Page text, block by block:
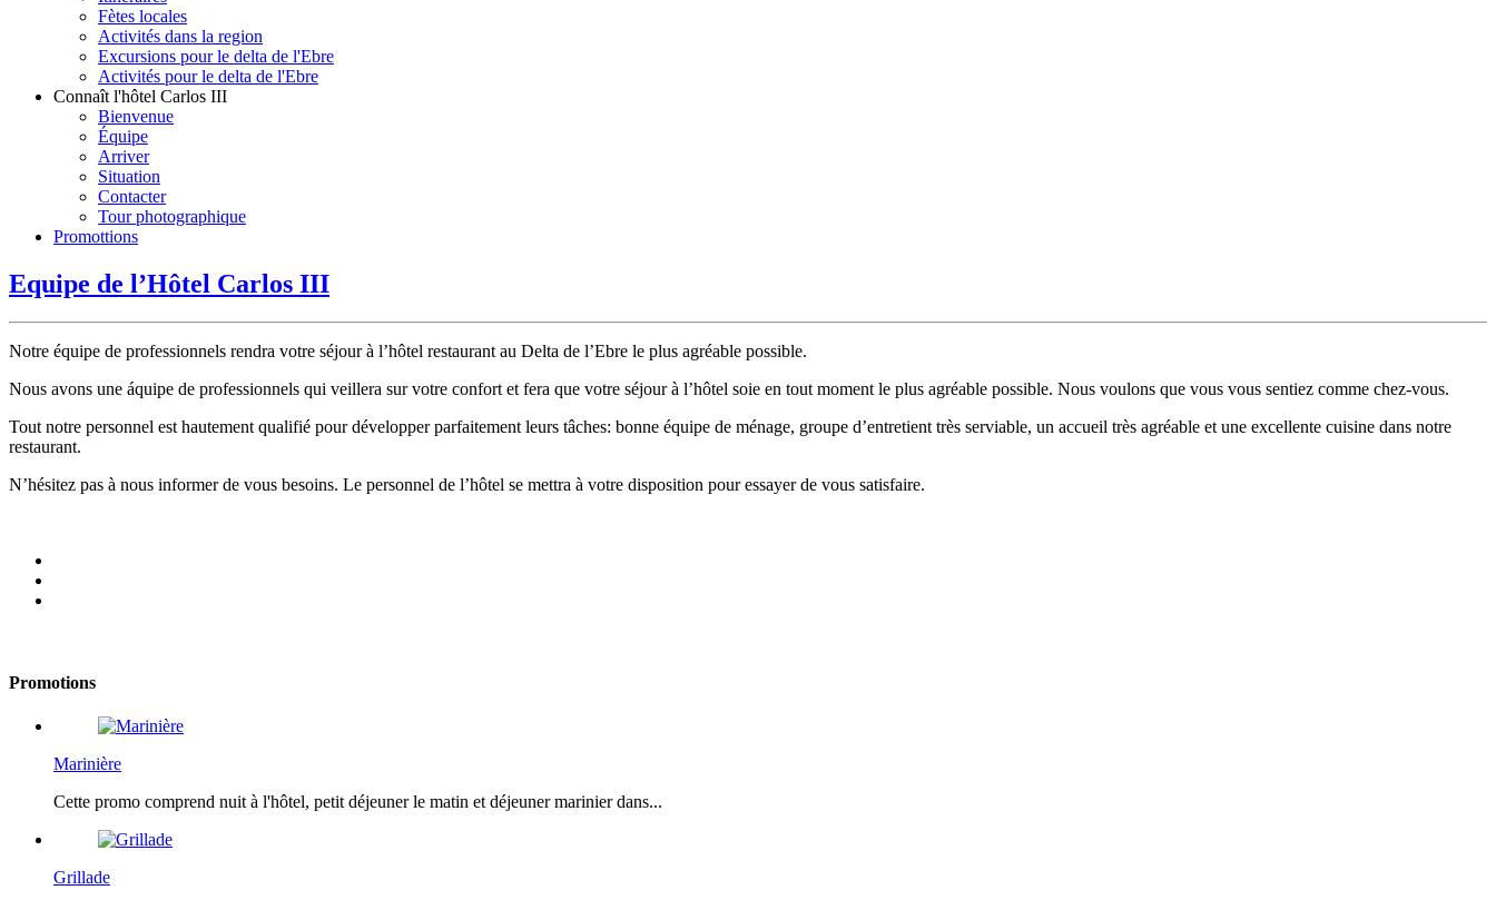
Fètes locales
Activités dans la region
Excursions pour le delta de l'Ebre
Activités pour le delta de l'Ebre
Connaît l'hôtel Carlos III
Bienvenue
Équipe
Arriver
Situation
Contacter
Tour photographique
Promottions
Equipe de l’Hôtel Carlos III
Notre équipe de professionnels rendra votre séjour à l’hôtel restaurant au Delta de l’Ebre le plus agréable possible.
Nous avons une áquipe de professionnels qui veillera sur votre confort et fera que votre séjour à l’hôtel soie en tout moment le plus agréable possible. Nous voulons que vous vous sentiez comme chez-vous.
Tout notre personnel est hautement qualifié pour développer parfaitement leurs tâches: bonne équipe de ménage, groupe d’entretient très serviable, un accueil très agréable et une excellente cuisine dans notre
restaurant.
N’hésitez pas à nous informer de vous besoins. Le personnel de l’hôtel se mettra à votre disposition pour essayer de vous satisfaire.
Promotions
Marinière
Cette promo comprend nuit à l'hôtel, petit déjeuner le matin et déjeuner marinier dans...
Grillade